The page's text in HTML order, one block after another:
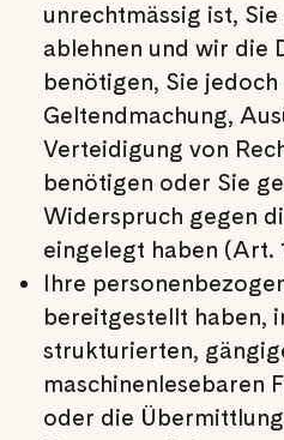
unrechtmässig ist,
ablehnen und wir die
benötigen, Sie jedoch
Geltendmachung,
Verteidigung von
benötigen oder Sie
Widerspruch gegen
eingelegt haben (Art.
Ihre
bereitgestellt haben,
strukturierten,
maschinenlesebaren
oder die